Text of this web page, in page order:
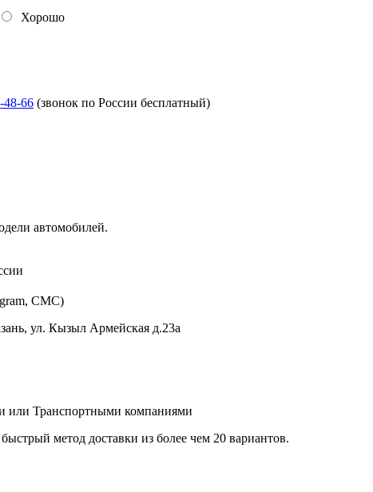
Хорошо
48-66 (звонок по России бесплатный)
автомобилей.
СМС)
ул. Кызыл Армейская д.23а
или Транспортными компаниями
метод доставки из более чем 20 вариантов.